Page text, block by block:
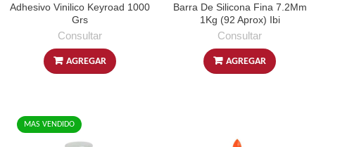
Adhesivo Vinilico Keyroad 1000
Grs
Consultar
AGREGAR
Barra De Silicona Fina 7.2Mm
1Kg (92 Aprox) Ibi
Consultar
AGREGAR
MAS VENDIDO